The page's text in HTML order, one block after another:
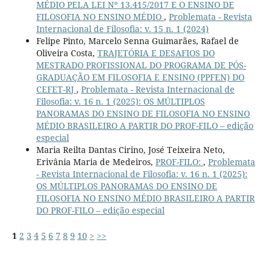
MÉDIO PELA LEI Nº 13.415/2017 E O ENSINO DE
FILOSOFIA NO ENSINO MÉDIO , Problemata - Revista
Internacional de Filosofia: v. 15 n. 1 (2024)
Felipe Pinto, Marcelo Senna Guimarães, Rafael de
Oliveira Costa, TRAJETÓRIA E DESAFIOS DO
MESTRADO PROFISSIONAL DO PROGRAMA DE PÓS-
GRADUAÇÃO EM FILOSOFIA E ENSINO (PPFEN) DO
CEFET-RJ , Problemata - Revista Internacional de
Filosofia: v. 16 n. 1 (2025): OS MÚLTIPLOS
PANORAMAS DO ENSINO DE FILOSOFIA NO ENSINO
MÉDIO BRASILEIRO A PARTIR DO PROF-FILO – edição
especial
Maria Reilta Dantas Cirino, José Teixeira Neto,
Erivânia Maria de Medeiros, PROF-FILO: , Problemata
- Revista Internacional de Filosofia: v. 16 n. 1 (2025):
OS MÚLTIPLOS PANORAMAS DO ENSINO DE
FILOSOFIA NO ENSINO MÉDIO BRASILEIRO A PARTIR
DO PROF-FILO – edição especial
1 2 3 4 5 6 7 8 9 10 > >>